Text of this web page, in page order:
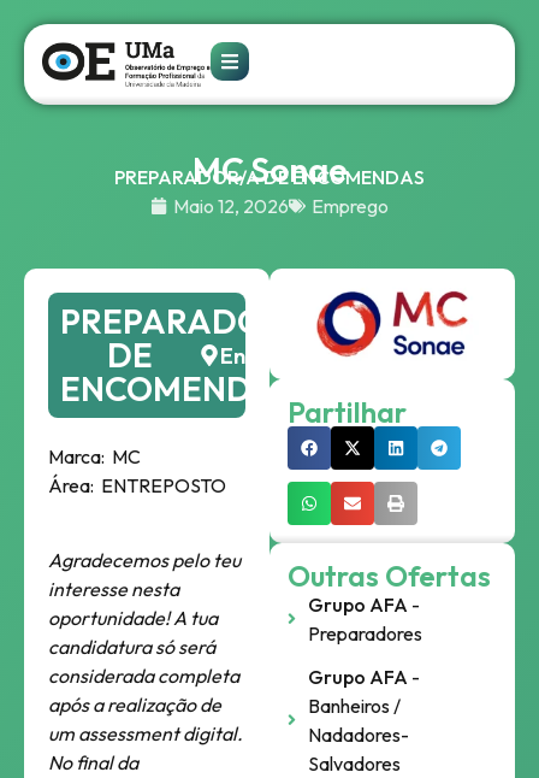
MC Sonae
PREPARADOR/A DE ENCOMENDAS
Maio 12, 2026
Emprego
PREPARADOR/A
DE
ENCOMENDAS
Entreposto
Marca: MC
Área: ENTREPOSTO
Agradecemos pelo teu
interesse nesta
oportunidade! A tua
candidatura só será
considerada completa
após a realização de
um assessment digital.
No final da
Partilhar
Outras Ofertas
Grupo AFA -
Preparadores
Grupo AFA -
Banheiros /
Nadadores-
Salvadores